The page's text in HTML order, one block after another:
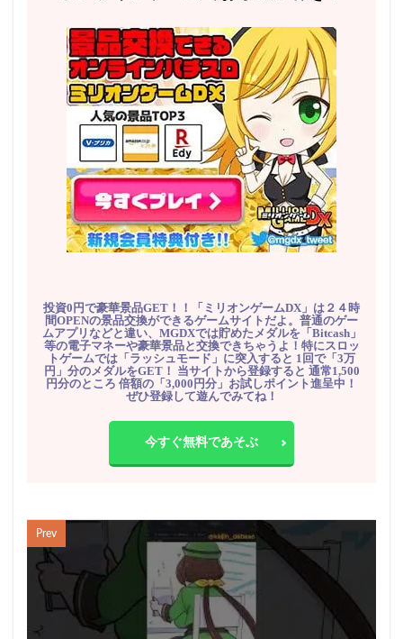
投資0円で豪華景品GET！！「ミリオンゲームDX」は２４時
間OPENの景品交換ができるゲームサイトだよ。普通のゲー
ムアプリなどと違い、MGDXでは貯めたメダルを「Bitcash」
等の電子マネーや豪華景品と交換できちゃうよ！特にスロッ
トゲームでは「ラッシュモード」に突入すると 1回で「3万
円」分のメダルをGET！ 当サイトから登録すると 通常1,500
円分のところ 倍額の「3,000円分」お試しポイント進呈中！
ぜひ登録して遊んでみてね！
今すぐ無料であそぶ
Prev